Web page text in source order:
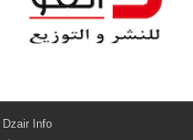
Dzair Info